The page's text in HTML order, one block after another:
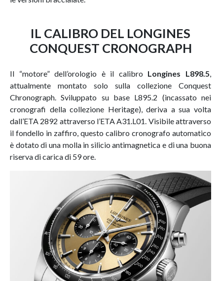
IL CALIBRO DEL LONGINES
CONQUEST CRONOGRAPH
Il “motore” dell’orologio è il calibro Longines L898.5,
attualmente montato solo sulla collezione Conquest
Chronograph. Sviluppato su base L895.2 (incassato nei
cronografi della collezione Heritage), deriva a sua volta
dall’ETA 2892 attraverso l’ETA A31.L01. Visibile attraverso
il fondello in zaffiro, questo calibro cronografo automatico
è dotato di una molla in silicio antimagnetica e di una buona
riserva di carica di 59 ore.